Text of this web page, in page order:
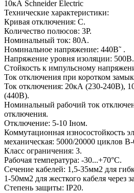
Технические характеристики:
Кривая отключения: C.
Количество полюсов: 3P.
Номинальный ток: 80А.
Номинальное напряжение: 440В˜ .
Напряжение уровня изоляции: 500В.
Стойкость к импульсному
Ток отключения при коротком
Ток отключения: 20кА (230-240В),
(440В).
Номинальный рабочий ток
отключения.
Отключение: 5-10 Iном.
Коммутационная износостойкость
механическая: 5000/20000 циклов
Класс ограничения: 3.
Рабочая температура: -30...+70°C.
Сечение кабелей: 1,5-35мм2 для
1-50мм2 для жесткого кабеля через
Степень защиты: IP20.